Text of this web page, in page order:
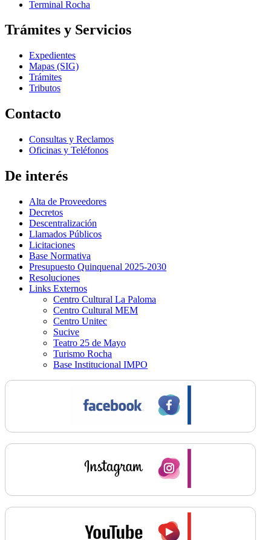
Terminal Rocha
Trámites y Servicios
Expedientes
Mapas (SIG)
Trámites
Tributos
Contacto
Consultas y Reclamos
Oficinas y Teléfonos
De interés
Alta de Proveedores
Decretos
Descentralización
Llamados Públicos
Licitaciones
Base Normativa
Presupuesto Quinquenal 2025-2030
Resoluciones
Links Externos
Centro Cultural La Paloma
Centro Cultural MEM
Centro Unitec
Sucive
Teatro 25 de Mayo
Turismo Rocha
Base Institucional IMPO